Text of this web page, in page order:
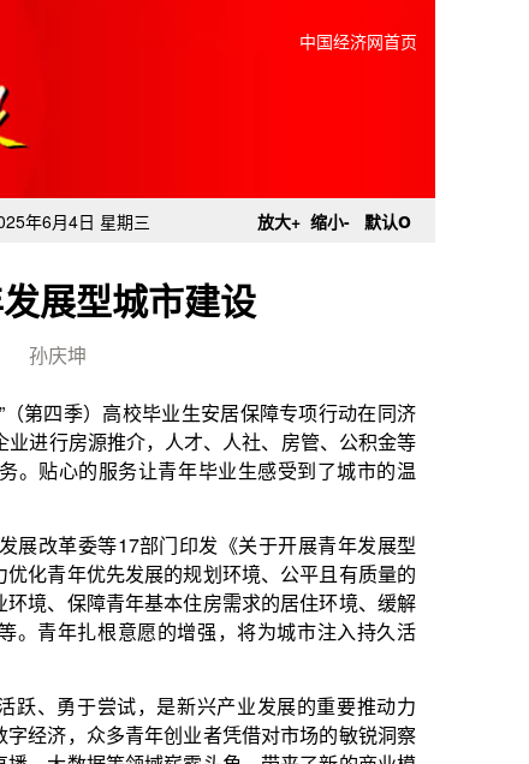
中国经济网首页
年6月4日 星期三 放大+ 缩小- 默认o
展型城市建设
孙庆坤
生安居保障专项行动在同济
才、人社、房管、公积金等
年毕业生感受到了城市的温
印发《关于开展青年发展型
规划环境、公平且有质量的
住房需求的居住环境、缓解
增强，将为城市注入持久活
新兴产业发展的重要推动力
业者凭借对市场的敏锐洞察
露头角，带来了新的商业模
新兴产业的崛起，不仅创造
升了城市竞争力和产业附加